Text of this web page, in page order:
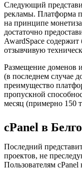
Следующий
рекламы. Платформа
на принципе
достаточно
AwardSpace содержит
отзывчивую
Размещение доменов
(в последнем случае
преимущество
пропускной
месяц (примерно 150
cPanel в
Последний
проектов, не
Пользователям cPanel